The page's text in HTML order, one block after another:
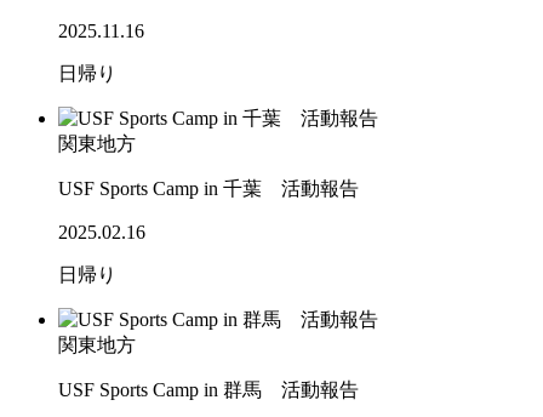
2025.11.16
日帰り
関東地方
USF Sports Camp in 千葉 活動報告
2025.02.16
日帰り
関東地方
USF Sports Camp in 群馬 活動報告